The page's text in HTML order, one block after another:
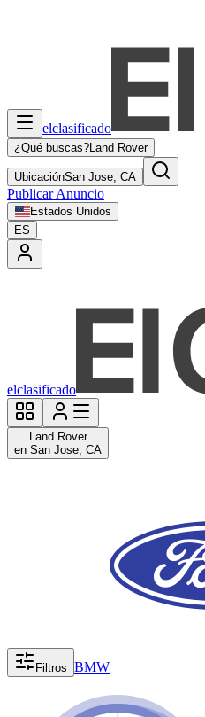
elclasificado
¿Qué buscas?Land Rover
UbicaciónSan Jose, CA
Publicar Anuncio
Estados Unidos
ES
elclasificado
Land Rover
en San Jose, CA
Filtros BMW